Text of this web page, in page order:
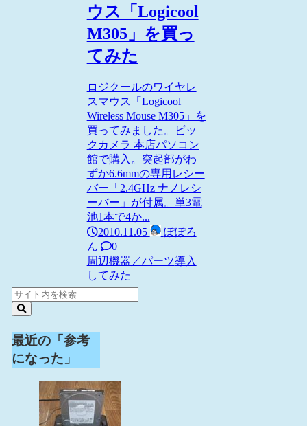
ウス「Logicool
M305」を買っ
てみた
ロジクールのワイヤレ
スマウス「Logicool
Wireless Mouse M305」を
買ってみました。ビッ
クカメラ 本店パソコン
館で購入。突起部がわ
ずか6.6mmの専用レシー
バー「2.4GHz ナノレシ
ーバー」が付属。単3電
池1本で4か...
2010.11.05
ぽぽろ
ん
0
周辺機器／パーツ導入
してみた
最近の「参考
になった」